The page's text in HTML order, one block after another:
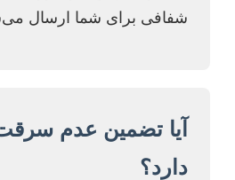
شفافی برای شما ارسال
آیا تضمین عدم
دارد؟